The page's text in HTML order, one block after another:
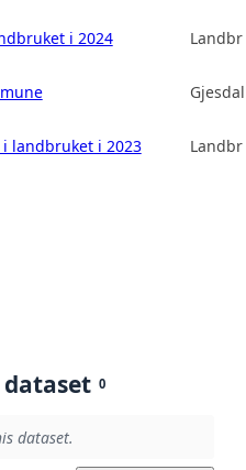
i 2024
landbruket i 2023
0
dataset.